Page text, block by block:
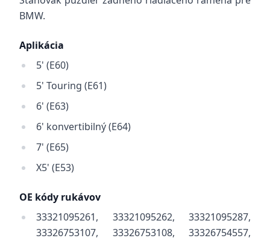
BMW.
Aplikácia
5' (E60)
5' Touring (E61)
6' (E63)
6' konvertibilný (E64)
7' (E65)
X5' (E53)
OE kódy rukávov
33321095261, 33321095262, 33321095287,
33326753107, 33326753108, 33326754557,